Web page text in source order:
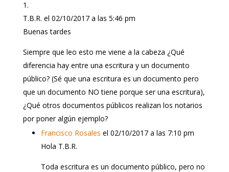
T.B.R. el 02/10/2017 a las 5:46 pm
Buenas tardes
Siempre que leo esto me viene a la cabeza ¿Qué
diferencia hay entre una escritura y un documento
público? (Sé que una escritura es un documento pero
que un documento NO tiene porque ser una escritura),
¿Qué otros documentos públicos realizan los notarios
por poner algún ejemplo?
Francisco Rosales el 02/10/2017 a las 7:10 pm
Hola T.B.R.
Toda escritura es un documento público, pero no